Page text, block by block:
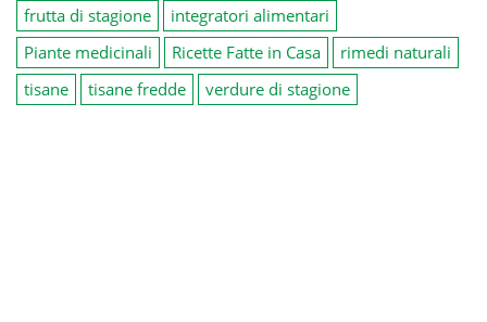
frutta di stagione
integratori alimentari
Piante medicinali
Ricette Fatte in Casa
rimedi naturali
tisane
tisane fredde verdure di stagione